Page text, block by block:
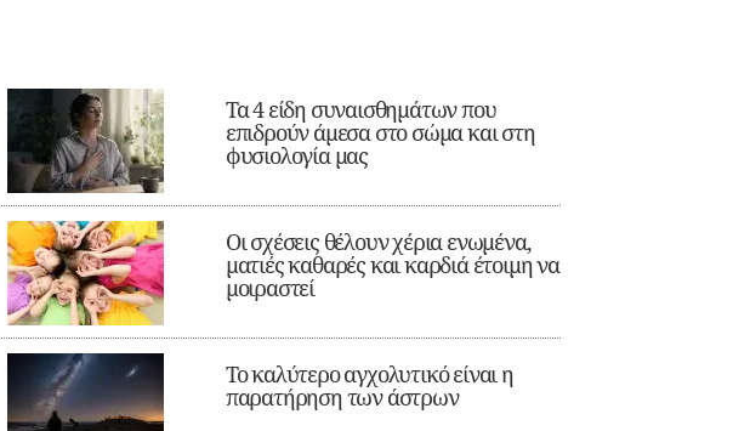
Τα 4 είδη συναισθημάτων που
επιδρούν άμεσα στο σώμα και στη
φυσιολογία μας
Οι σχέσεις θέλουν χέρια ενωμένα,
ματιές καθαρές και καρδιά έτοιμη να
μοιραστεί
Το καλύτερο αγχολυτικό είναι η
παρατήρηση των άστρων